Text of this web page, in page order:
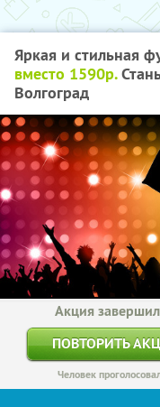
Яркая и стильная
вместо 1590р.
Волгоград
Акция
ПОВТОРИТЬ
Человек